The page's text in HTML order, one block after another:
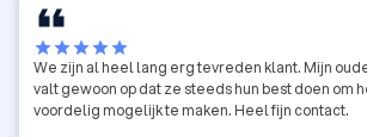
starstarstarstarstar
We zijn al heel lang erg tevreden klant. Mijn
valt gewoon op dat ze steeds hun best doen om
voordelig mogelijk te maken. Heel fijn contact.